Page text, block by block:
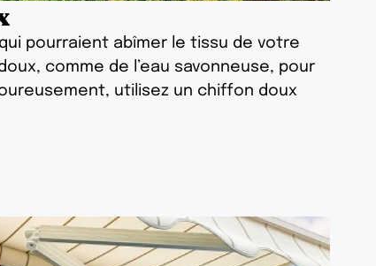
pourraient abîmer le tissu de votre
comme de l’eau savonneuse, pour
utilisez un chiffon doux